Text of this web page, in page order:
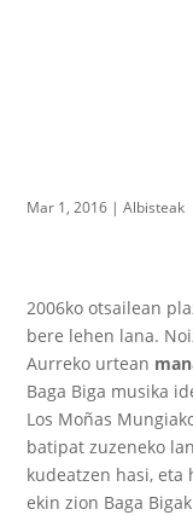
Mar 1, 2016 |Albisteak
2006ko otsailean
bere lehen lana.
Aurreko urtean
Baga Biga musika
Los Moñas
batipat zuzeneko
kudeatzen hasi,
ekin zion Baga